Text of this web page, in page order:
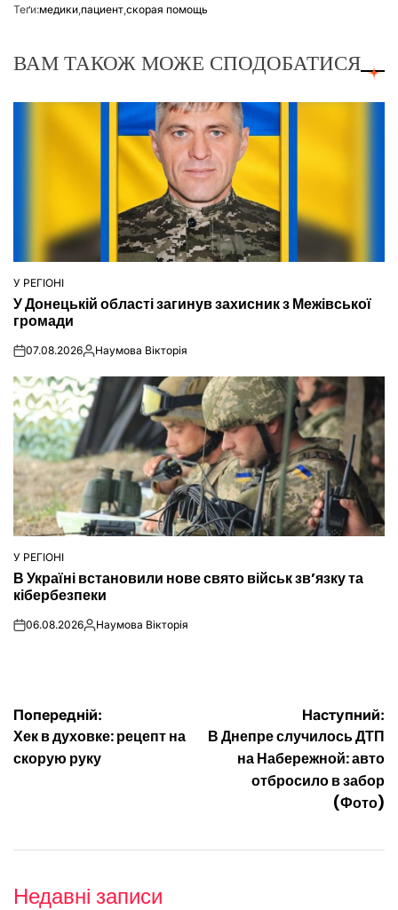
Теґи:медики,пациент,скорая помощь
ВАМ ТАКОЖ МОЖЕ СПОДОБАТИСЯ
ОПУБЛІКУВАТИ
У
У РЕГІОНІ
У Донецькій області загинув захисник з Межівської
громади
on07.08.2026Опубліковано
Наумова Вікторія
ОПУБЛІКУВАТИ
У
У РЕГІОНІ
В Україні встановили нове свято військ зв’язку та
кібербезпеки
on06.08.2026Опубліковано
Наумова Вікторія
Навігація
записів
Попередній:
Хек в духовке: рецепт на
скорую руку
Наступний:
В Днепре случилось ДТП
на Набережной: авто
отбросило в забор
(Фото)
Недавні записи